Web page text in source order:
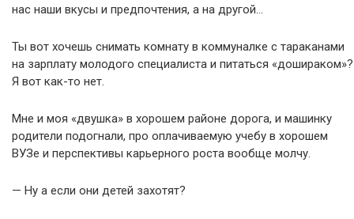
нас наши вкусы и предпочтения, а на другой…
Ты вот хочешь снимать комнату в коммуналке с тараканами
на зарплату молодого специалиста и питаться «дошираком»?
Я вот как-то нет.
Мне и моя «двушка» в хорошем районе дорога, и машинку
родители подогнали, про оплачиваемую учебу в хорошем
ВУЗе и перспективы карьерного роста вообще молчу.
— Ну а если они детей захотят?